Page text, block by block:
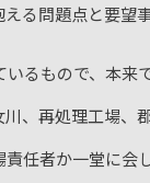
る問題点と要望
るもので、本
、再処理工場、
任者か一堂に会